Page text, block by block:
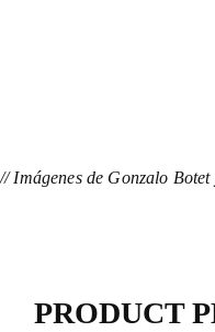
// Imágenes de Gonzalo
PRODUCT